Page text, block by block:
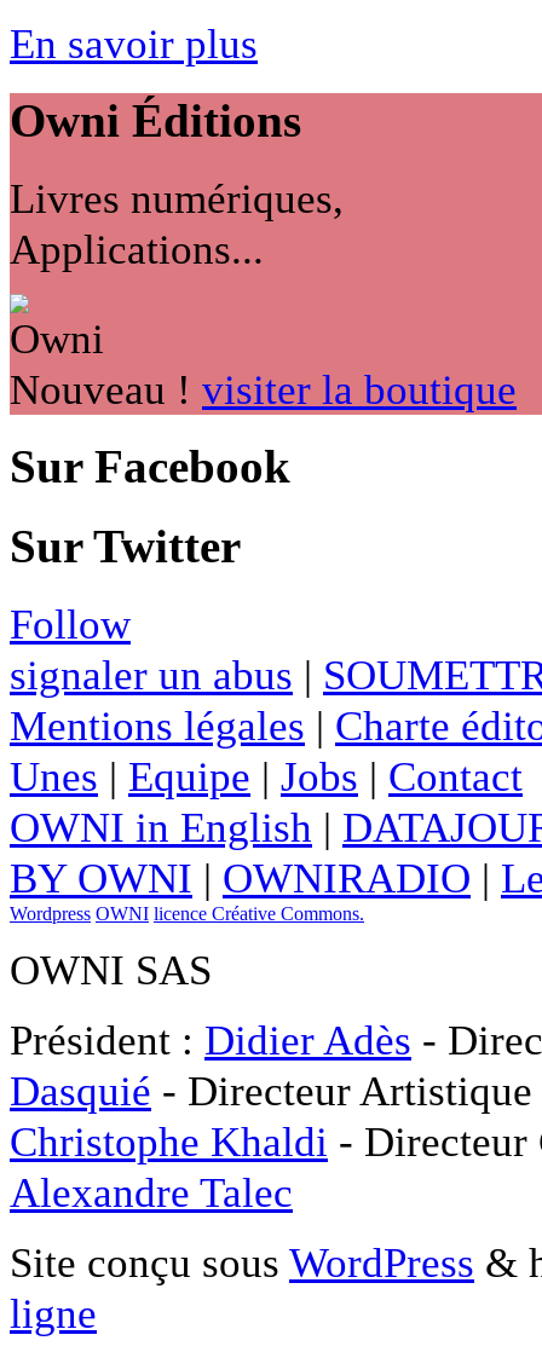
En savoir plus
Owni Éditions
Livres numériques,
Applications...
Nouveau ! visiter la boutique
Sur Facebook
Sur Twitter
Follow
signaler un abus |
Mentions légales | Charte
Unes | Equipe | Jobs | Contact
OWNI in English |
BY OWNI | OWNIRADIO |
Wordpress OWNI licence Créative Commons.
OWNI SAS
Président : Didier Adès -
Dasquié - Directeur
Christophe Khaldi -
Alexandre Talec
Site conçu sous WordPress &
ligne